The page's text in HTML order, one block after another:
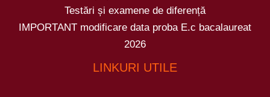
Testări și examene de diferență
IMPORTANT modificare data proba E.c bacalaureat
2026
LINKURI UTILE